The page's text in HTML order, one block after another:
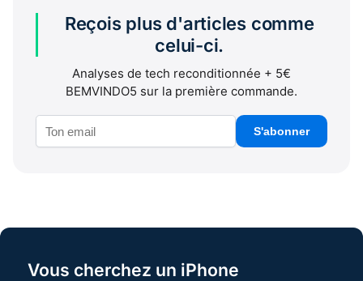
Reçois plus d'articles comme
celui-ci.
Analyses de tech reconditionnée + 5€
BEMVINDO5 sur la première commande.
S'abonner
Vous cherchez un iPhone